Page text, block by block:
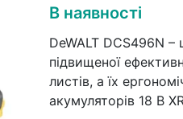
В наявності
DeWALT DCS496N
підвищеної
листів, а їх
акумуляторів 18 В